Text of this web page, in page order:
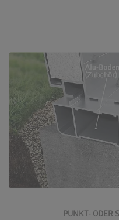
PUNKT- ODER